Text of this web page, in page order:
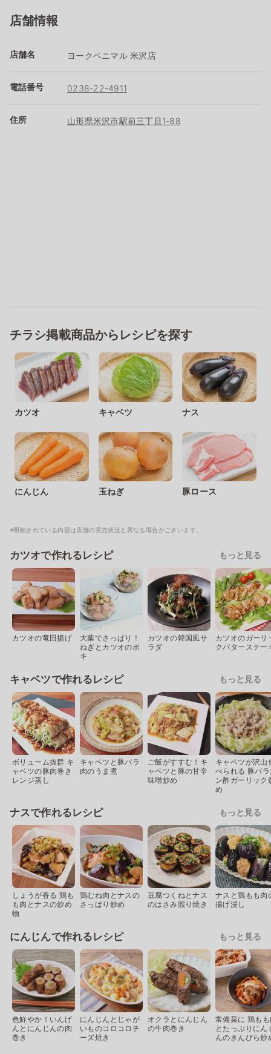
店舗情報
店舗名 ヨークベニマル 米沢店
電話番号 0238-22-4911
住所 山形県米沢市駅前三丁目1-88
チラシ掲載商品からレシピを探す
カツオ キャベツ ナス
にんじん 玉ねぎ 豚ロース
※明細されている内容は店舗の実売状況と異なる場合がございます。
カツオで作れるレシピ もっと見る
カツオの竜田揚げ
大葉でさっぱり！
ねぎとカツオのポ
キ
カツオの韓国風サ
ラダ
カツオのガーリ
クバターステー
キャベツで作れるレシピ もっと見る
ボリューム抜群 キ
ャベツの豚肉巻き
レンジ蒸し
キャベツと豚バラ
肉のうま煮
ご飯がすすむ！キ
ャベツと豚の甘辛
味噌炒め
キャベツが沢山
べられる 豚バ
ン酢ガーリック
め
ナスで作れるレシピ もっと見る
しょうが香る 鶏も
も肉とナスの炒め
物
鶏むね肉とナスの
さっぱり炒め
豆腐つくねとナス
のはさみ照り焼き
ナスと鶏もも肉
揚げ浸し
にんじんで作れるレシピ もっと見る
色鮮やか！いんげ
んとにんじんの肉
巻き
にんじんとじゃが
いものコロコロチ
ーズ焼き
オクラとにんじん
の牛肉巻き
常備菜に 鶏も
とたっぷりにん
んのきんぴら炒